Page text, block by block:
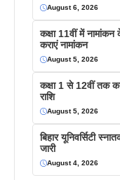
August 6, 2026
कक्षा 11वीं में
कराएं नामांकन
August 5, 2026
कक्षा 1 से 12वीं तक
राशि
August 5, 2026
बिहार यूनिवर्सिटी
जारी
August 4, 2026